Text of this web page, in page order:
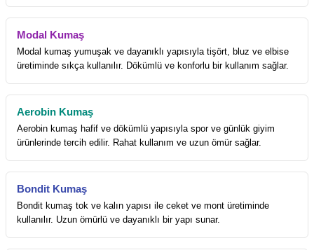
Modal Kumaş
Modal kumaş yumuşak ve dayanıklı yapısıyla tişört, bluz ve elbise
üretiminde sıkça kullanılır. Dökümlü ve konforlu bir kullanım sağlar.
Aerobin Kumaş
Aerobin kumaş hafif ve dökümlü yapısıyla spor ve günlük giyim
ürünlerinde tercih edilir. Rahat kullanım ve uzun ömür sağlar.
Bondit Kumaş
Bondit kumaş tok ve kalın yapısı ile ceket ve mont üretiminde
kullanılır. Uzun ömürlü ve dayanıklı bir yapı sunar.